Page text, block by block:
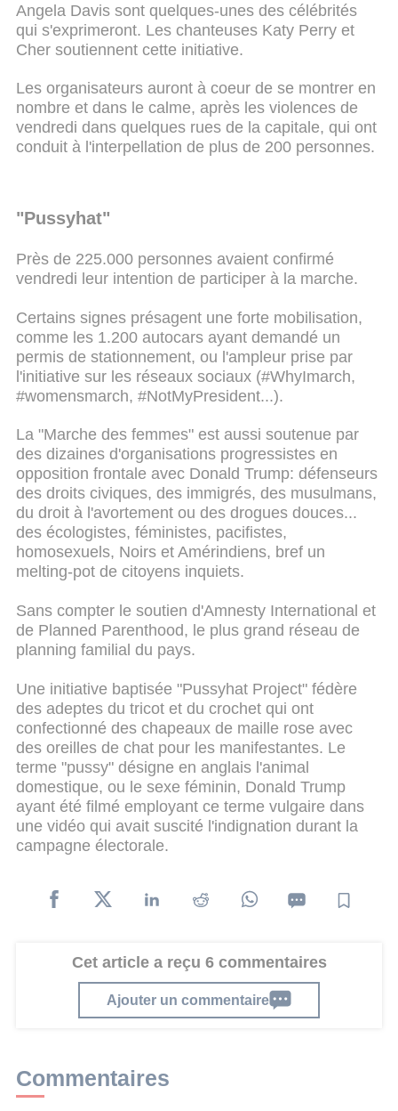
Angela Davis sont quelques-unes des célébrités
qui s'exprimeront. Les chanteuses Katy Perry et
Cher soutiennent cette initiative.
Les organisateurs auront à coeur de se montrer en
nombre et dans le calme, après les violences de
vendredi dans quelques rues de la capitale, qui ont
conduit à l'interpellation de plus de 200 personnes.
"Pussyhat"
Près de 225.000 personnes avaient confirmé
vendredi leur intention de participer à la marche.
Certains signes présagent une forte mobilisation,
comme les 1.200 autocars ayant demandé un
permis de stationnement, ou l'ampleur prise par
l'initiative sur les réseaux sociaux (#WhyImarch,
#womensmarch, #NotMyPresident...).
La "Marche des femmes" est aussi soutenue par
des dizaines d'organisations progressistes en
opposition frontale avec Donald Trump: défenseurs
des droits civiques, des immigrés, des musulmans,
du droit à l'avortement ou des drogues douces...
des écologistes, féministes, pacifistes,
homosexuels, Noirs et Amérindiens, bref un
melting-pot de citoyens inquiets.
Sans compter le soutien d'Amnesty International et
de Planned Parenthood, le plus grand réseau de
planning familial du pays.
Une initiative baptisée "Pussyhat Project" fédère
des adeptes du tricot et du crochet qui ont
confectionné des chapeaux de maille rose avec
des oreilles de chat pour les manifestantes. Le
terme "pussy" désigne en anglais l'animal
domestique, ou le sexe féminin, Donald Trump
ayant été filmé employant ce terme vulgaire dans
une vidéo qui avait suscité l'indignation durant la
campagne électorale.
Cet article a reçu 6 commentaires
Ajouter un commentaire
Commentaires